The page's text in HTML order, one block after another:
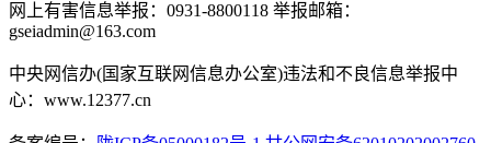
网上有害信息举报：0931-8800118 举报邮箱：
gseiadmin@163.com
中央网信办(国家互联网信息办公室)违法和不良信息举报中
心：www.12377.cn